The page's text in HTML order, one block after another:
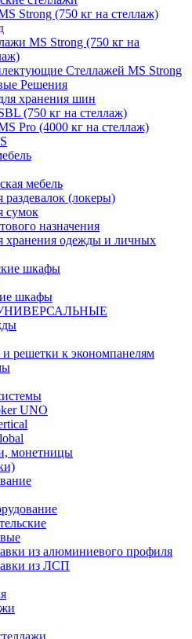
Strong (750 кг на стеллаж)
MS Strong (750 кг на
Стеллажей MS Strong
Решения
хранения шин
(750 кг на стеллаж)
Pro (4000 кг на стеллаж)
мебель
(локеры)
сумок
назначения
одежды и личных
шкафы
шкафы
решетки к экономпанелям
UNO
монетницы
из алюминиевого профиля
из ЛСП